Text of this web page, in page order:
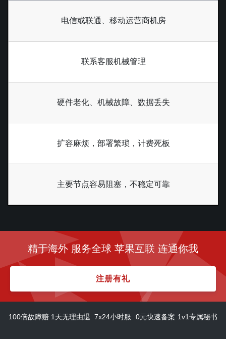
电信或联通、移动运营商机房
联系客服机械管理
硬件老化、机械故障、数据丢失
扩容麻烦，部署繁琐，计费死板
主要节点容易阻塞，不稳定可靠
精于海外 服务全球 苹果互联 连通你我
注册有礼
100倍故障赔 1天无理由退 7x24小时服 0元快速备案 1v1专属秘书